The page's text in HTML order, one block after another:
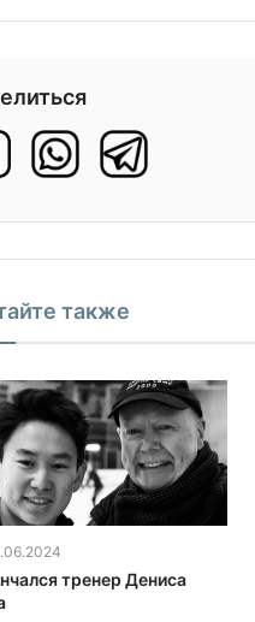
также
тренер Дениса